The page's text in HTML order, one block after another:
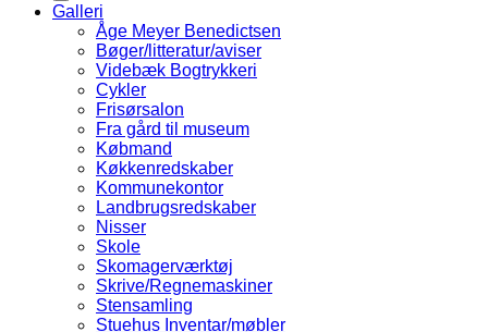
Galleri
Åge Meyer Benedictsen
Bøger/litteratur/aviser
Videbæk Bogtrykkeri
Cykler
Frisørsalon
Fra gård til museum
Købmand
Køkkenredskaber
Kommunekontor
Landbrugsredskaber
Nisser
Skole
Skomagerværktøj
Skrive/Regnemaskiner
Stensamling
Stuehus Inventar/møbler